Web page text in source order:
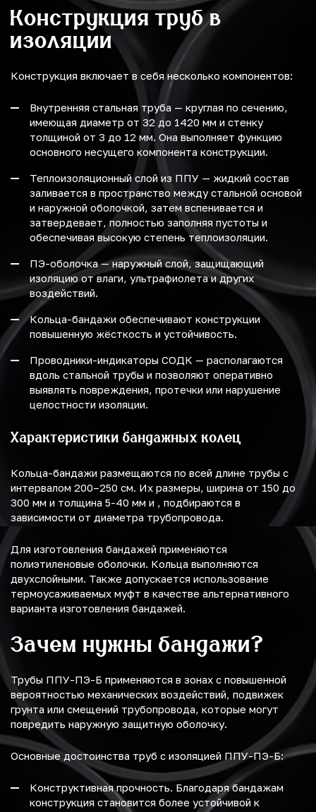
Конструкция труб в
изоляции
Конструкция включает в себя несколько компонентов:
Внутренняя стальная труба — круглая по сечению,
имеющая диаметр от 32 до 1420 мм и стенку
толщиной от 3 до 12 мм. Она выполняет функцию
основного несущего компонента конструкции.
Теплоизоляционный слой из ППУ — жидкий состав
заливается в пространство между стальной основой
и наружной оболочкой, затем вспенивается и
затвердевает, полностью заполняя пустоты и
обеспечивая высокую степень теплоизоляции.
ПЭ-оболочка — наружный слой, защищающий
изоляцию от влаги, ультрафиолета и других
воздействий.
Кольца-бандажи обеспечивают конструкции
повышенную жёсткость и устойчивость.
Проводники-индикаторы СОДК — располагаются
вдоль стальной трубы и позволяют оперативно
выявлять повреждения, протечки или нарушение
целостности изоляции.
Характеристики бандажных колец
Кольца-бандажи размещаются по всей длине трубы с
интервалом 200–250 см. Их размеры, ширина от 150 до
300 мм и толщина 5-40 мм и , подбираются в
зависимости от диаметра трубопровода.
Для изготовления бандажей применяются
полиэтиленовые оболочки. Кольца выполняются
двухслойными. Также допускается использование
термоусаживаемых муфт в качестве альтернативного
варианта изготовления бандажей.
Зачем нужны бандажи?
Трубы ППУ-ПЭ-Б применяются в зонах с повышенной
вероятностью механических воздействий, подвижек
грунта или смещений трубопровода, которые могут
повредить наружную защитную оболочку.
Основные достоинства труб с изоляцией ППУ-ПЭ-Б:
Конструктивная прочность. Благодаря бандажам
конструкция становится более устойчивой к